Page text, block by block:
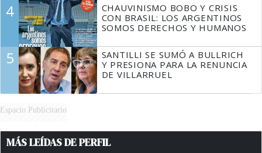
4
CHAUVINISMO BOBO Y CRISIS
CON BRASIL: LOS ARGENTINOS
SOMOS DERECHOS Y HUMANOS
5
SANTILLI SE SUMÓ A BULLRICH
Y PRESIONA PARA LA RENUNCIA
DE VILLARRUEL
Espacio Publicitario
MÁS LEÍDAS DE PERFIL